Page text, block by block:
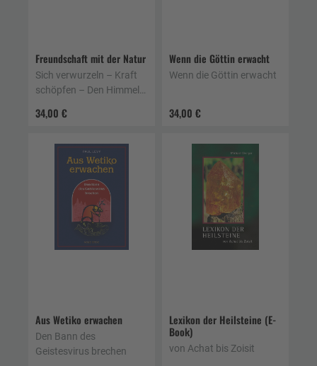
Freundschaft mit der Natur
34,00 €
Sich verwurzeln – Kraft
schöpfen – Den Himmel
Wenn die Göttin erwacht
34,00 €
Wenn die Göttin erwacht
Aus Wetiko erwachen
Den Bann des
Geistesvirus brechen
Lexikon der Heilsteine (E-
Book)
von Achat bis Zoisit